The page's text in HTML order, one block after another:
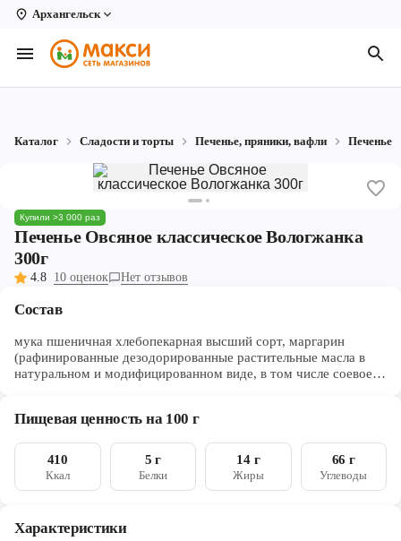
Архангельск
Вологда
Архангельск
Коряжма
Котлас
Рыбинск
Северодвинск
Ярославль
Каталог Сладости и торты Печенье, пряники, вафли Печенье
Купили >3 000 раз
Печенье Овсяное классическое Вологжанка
300г
4.8 10 оценок Нет отзывов
Состав
мука пшеничная хлебопекарная высший сорт, маргарин
(рафинированные дезодорированные растительные масла в
натуральном и модифицированном виде, в том числе соевое,
ароматизатор, краситель бета-каротин, антиокислитель –
сода пищевая. Соль, корица, ароматизатор ванилин,
антиокислитель аскорбиновая кислота
Пищевая ценность на 100 г
410
Ккал
5 г
Белки
14 г
Жиры
66 г
Углеводы
Характеристики